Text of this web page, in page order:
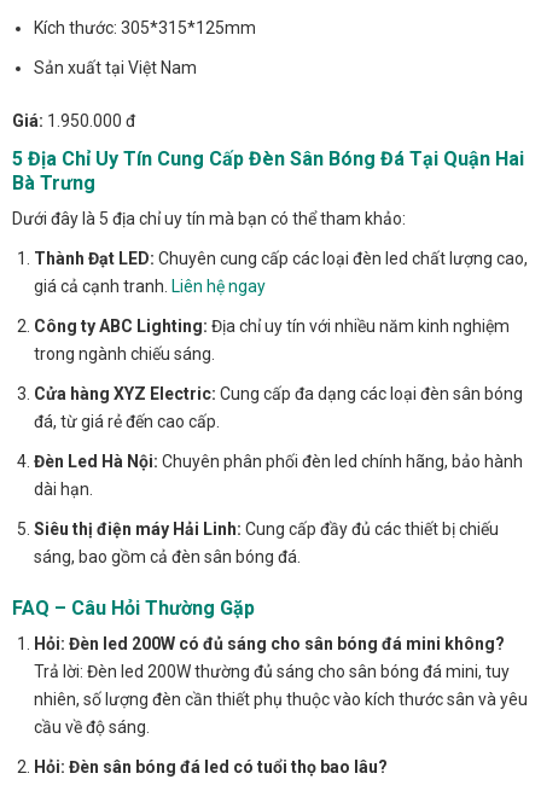
Kích thước: 305*315*125mm
Sản xuất tại Việt Nam
Giá: 1.950.000 đ
5 Địa Chỉ Uy Tín Cung Cấp Đèn Sân Bóng Đá Tại Quận Hai
Bà Trưng
Dưới đây là 5 địa chỉ uy tín mà bạn có thể tham khảo:
Thành Đạt LED: Chuyên cung cấp các loại đèn led chất lượng cao,
giá cả cạnh tranh. Liên hệ ngay
Công ty ABC Lighting: Địa chỉ uy tín với nhiều năm kinh nghiệm
trong ngành chiếu sáng.
Cửa hàng XYZ Electric: Cung cấp đa dạng các loại đèn sân bóng
đá, từ giá rẻ đến cao cấp.
Đèn Led Hà Nội: Chuyên phân phối đèn led chính hãng, bảo hành
dài hạn.
Siêu thị điện máy Hải Linh: Cung cấp đầy đủ các thiết bị chiếu
sáng, bao gồm cả đèn sân bóng đá.
FAQ – Câu Hỏi Thường Gặp
Hỏi: Đèn led 200W có đủ sáng cho sân bóng đá mini không?
Trả lời: Đèn led 200W thường đủ sáng cho sân bóng đá mini, tuy
nhiên, số lượng đèn cần thiết phụ thuộc vào kích thước sân và yêu
cầu về độ sáng.
Hỏi: Đèn sân bóng đá led có tuổi thọ bao lâu?